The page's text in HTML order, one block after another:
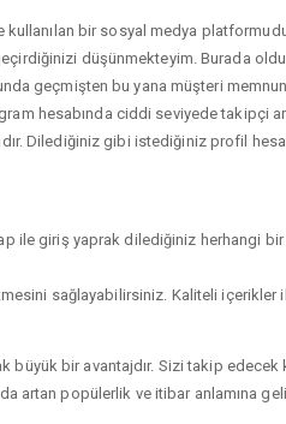
bir sosyal medya
geçirdiğinizi düşünmekteyim. Burada
geçmişten bu yana müşteri
hesabında ciddi seviyede takipçi
Dilediğiniz gibi istediğiniz profil
ile giriş yaprak dilediğiniz herhangi
sağlayabilirsiniz. Kaliteli
büyük bir avantajdır. Sizi takip
artan popülerlik ve itibar anlamına